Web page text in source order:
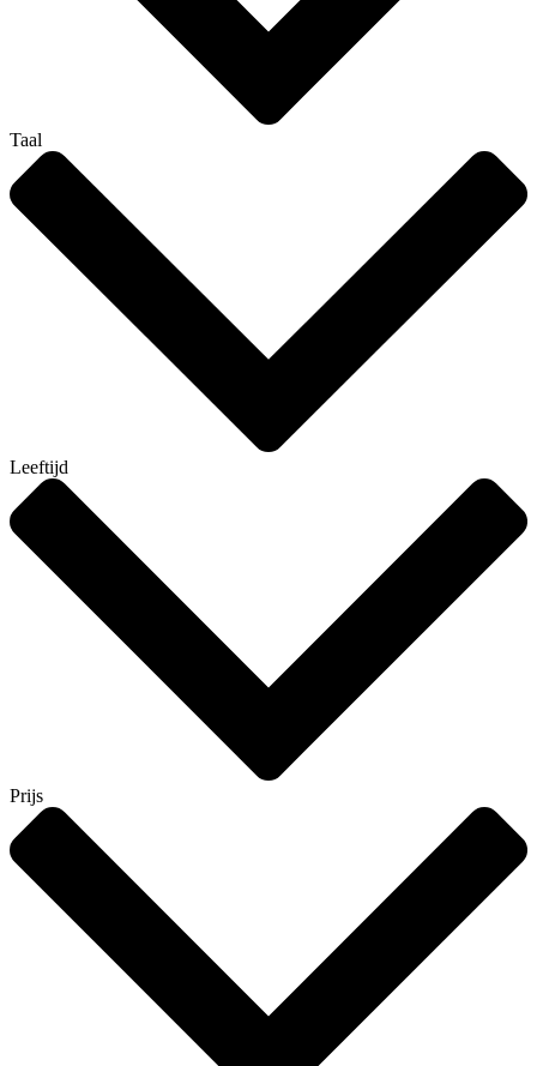
Taal
Leeftijd
Prijs